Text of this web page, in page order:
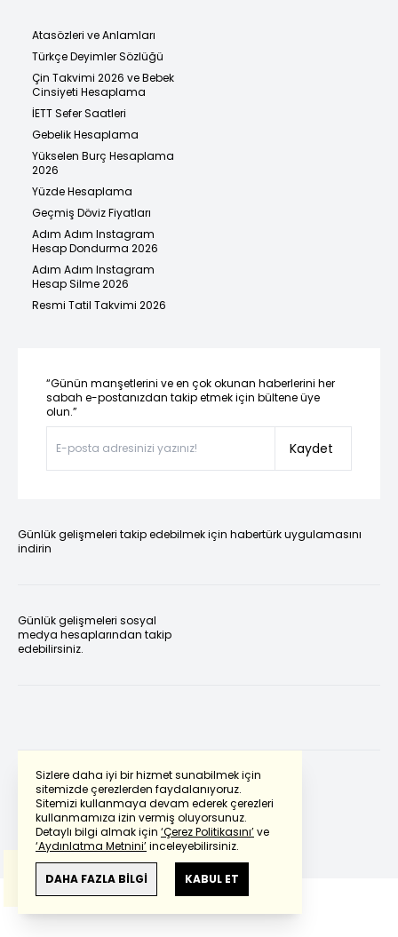
Sizlere daha iyi bir hizmet sunabilmek için
sitemizde çerezlerden faydalanıyoruz.
Sitemizi kullanmaya devam ederek çerezleri
kullanmamıza izin vermiş oluyorsunuz.
Detaylı bilgi almak için ‘Çerez Politikasını’ve
‘Aydınlatma Metnini’inceleyebilirsiniz.
DAHA FAZLA BİLGİ KABUL ET
Atasözleri ve Anlamları
Türkçe Deyimler Sözlüğü
Çin Takvimi 2026 ve Bebek
Cinsiyeti Hesaplama
İETT Sefer Saatleri
Gebelik Hesaplama
Yükselen Burç Hesaplama
2026
Yüzde Hesaplama
Geçmiş Döviz Fiyatları
Adım Adım Instagram
Hesap Dondurma 2026
Adım Adım Instagram
Hesap Silme 2026
Resmi Tatil Takvimi 2026
“Günün manşetlerini ve en çok okunan haberlerini her
sabah e-postanızdan takip etmek için bültene üye
olun.”
Kaydet
Günlük gelişmeleri takip edebilmek için habertürk uygulamasını
indirin
Günlük gelişmeleri sosyal
medya hesaplarından takip
edebilirsiniz.
Powered by Translate
Bu çevirideGoogle Transletekullanılmıştır.
Anlam ve çeviri hatalarından
haberturk.com
sorumlu değildir.